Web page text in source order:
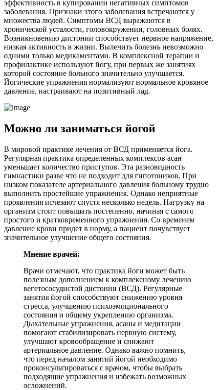
эффективность в купировании негативных симптомов
заболевания. Признаки этого заболевания встречаются у
множества людей. Симптомы ВСД выражаются в
хронической усталости, головокружении, головных болях.
Возникновению дистонии способствует нервное напряжение,
низкая активность в жизни. Вылечить болезнь невозможно
одними только медикаментами. В комплексной терапии и
профилактике используют йогу, при первых же занятиях
которой состояние больного значительно улучшается.
Йогические упражнения нормализуют нормальное кровяное
давление, настраивают на позитивный лад.
Можно ли заниматься йогой
В мировой практике лечения от ВСД применяется йога.
Регулярная практика определенных комплексов асан
уменьшает количество приступов. Эта разновидность
гимнастики разве что не подходит для гипотоников. При
низком показателе артериального давления больному трудно
выполнить простейшие упражнения. Однако неприятные
проявления исчезают спустя несколько недель. Нагрузку на
организм стоит повышать постепенно, начиная с самого
простого и кратковременного упражнения. Со временем
давление крови придет в норму, а пациент почувствует
значительное улучшение общего состояния.
Мнение врачей:
Врачи отмечают, что практика йоги может быть
полезным дополнением к комплексному лечению
вегетососудистой дистонии (ВСД). Регулярные
занятия йогой способствуют снижению уровня
стресса, улучшению психоэмоционального
состояния и общему укреплению организма.
Дыхательные упражнения, асаны и медитации
помогают стабилизировать нервную систему,
улучшают кровообращение и снижают
артериальное давление. Однако важно помнить,
что перед началом занятий йогой необходимо
проконсультироваться с врачом, чтобы выбрать
подходящие упражнения и избежать возможных
осложнений.